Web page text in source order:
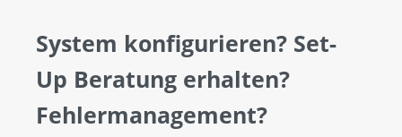
System konfigurieren? Set-
Up Beratung erhalten?
Fehlermanagement?